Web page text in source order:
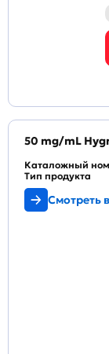
50 mg/mL
Каталожный
Тип продукта
Смотреть